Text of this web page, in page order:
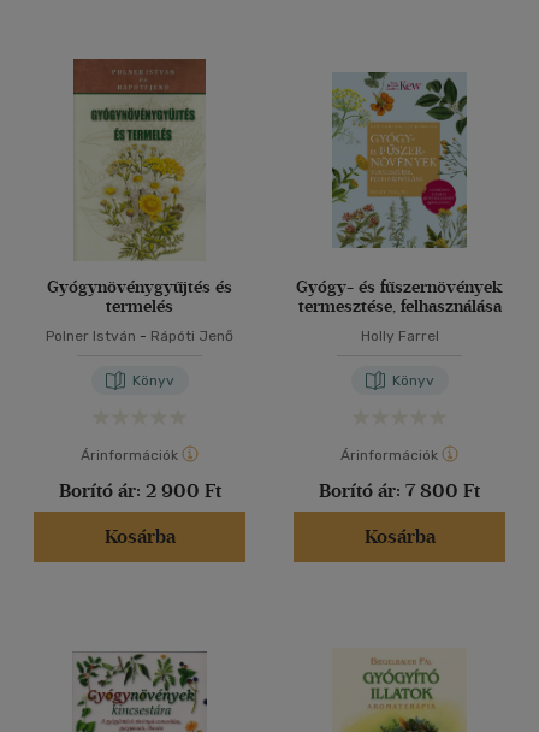
Gyógynövénygyűjtés és
termelés
Polner István - Rápóti Jenő
Könyv
Árinformációk
Borító ár: 2 900 Ft
Kosárba
Gyógy- és fűszernövények
termesztése, felhasználása
Holly Farrel
Könyv
Árinformációk
Borító ár: 7 800 Ft
Kosárba